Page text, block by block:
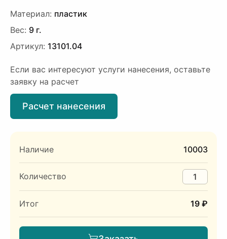
Материал: пластик
Вес: 9 г.
Артикул: 13101.04
Если вас интересуют услуги нанесения, оставьте
заявку на расчет
Расчет нанесения
Наличие 10003
Количество
Итог 19 ₽